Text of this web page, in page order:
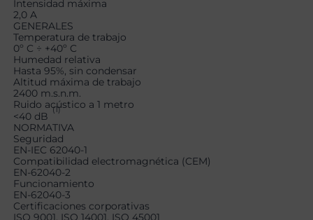
Intensidad máxima
2,0 A
GENERALES
Temperatura de trabajo
0º C ÷ +40º C
Humedad relativa
Hasta 95%, sin condensar
Altitud máxima de trabajo
2400 m.s.n.m.
Ruido acústico a 1 metro
<40 dB
(1)
NORMATIVA
Seguridad
EN-IEC 62040-1
Compatibilidad electromagnética (CEM)
EN-62040-2
Funcionamiento
EN-62040-3
Certificaciones corporativas
ISO 9001, ISO 14001, ISO 45001